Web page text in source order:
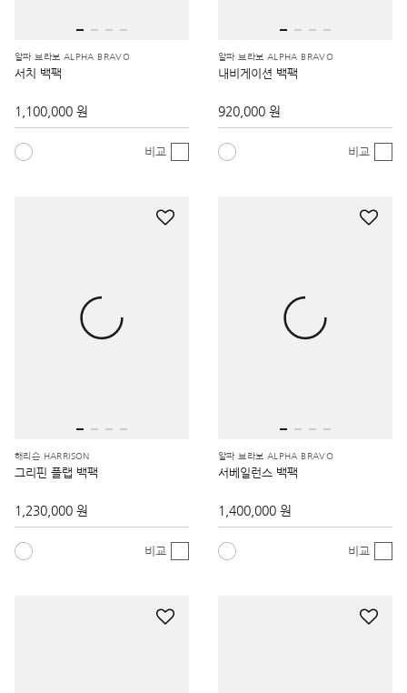
알파 브라보 ALPHA BRAVO
서치 백팩
1,100,000 원
비교
알파 브라보 ALPHA BRAVO
내비게이션 백팩
920,000 원
비교
해리슨 HARRISON
그리핀 플랩 백팩
1,230,000 원
비교
알파 브라보 ALPHA BRAVO
서베일런스 백팩
1,400,000 원
비교